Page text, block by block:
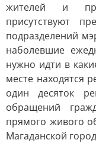
жителей и
присутствуют
подразделений
наболевшие
нужно идти в
месте находятся
один десяток
обращений
прямого живого
Магаданской